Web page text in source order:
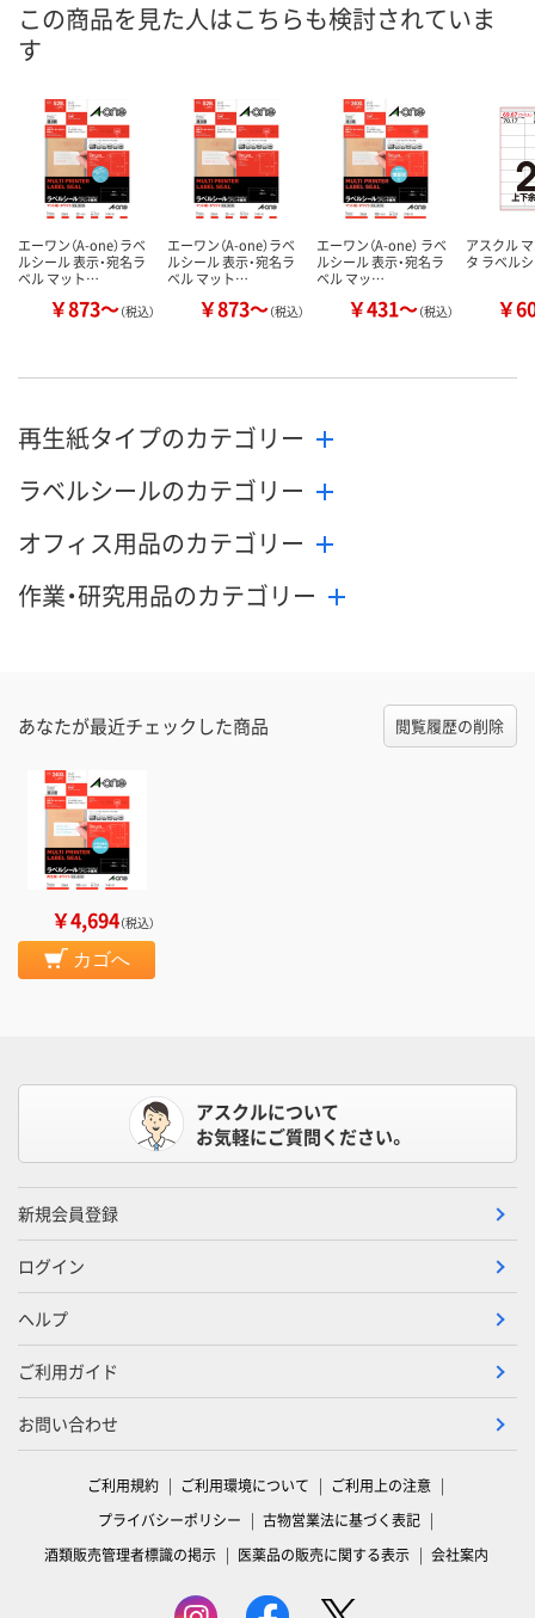
在庫 あり あり 3点
数量
カゴへ
数量
カゴへ カ
この商品を見た人はこちらも検討されていま
す
エーワン（A-one）ラベ
ルシール 表示・宛名ラ
ベル マット…
￥873～（税込）
エーワン（A-one）ラベ
ルシール 表示・宛名ラ
ベル マット…
￥873～（税込）
エーワン（A-one） ラベ
ルシール 表示・宛名ラ
ベル マッ…
￥431～（税込）
アスクル
タ ラベル
￥
再生紙タイプのカテゴリー
ラベルシールのカテゴリー
オフィス用品のカテゴリー
作業・研究用品のカテゴリー
あなたが最近チェックした商品 閲覧履歴の削除
￥4,694（税込）
カゴへ
アスクルについて
お気軽にご質問ください。
新規会員登録
ログイン
ヘルプ
ご利用ガイド
お問い合わせ
ご利用規約 ご利用環境について
ご利用上の注意
プライバシーポリシー
古物営業法に基づく表記
酒類販売管理者標識の掲示
医薬品の販売に関する表示 会社案内